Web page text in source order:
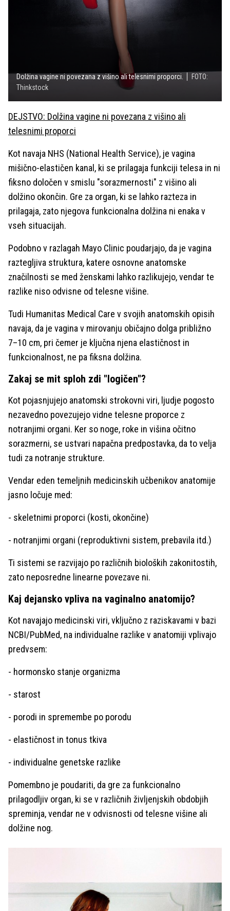
Dolžina vagine ni povezana z višino ali telesnimi proporci.
FOTO:
Thinkstock
DEJSTVO: Dolžina vagine ni povezana z višino ali
telesnimi proporci
Kot navaja NHS (National Health Service), je vagina
mišično-elastičen kanal, ki se prilagaja funkciji telesa in ni
fiksno določen v smislu "sorazmernosti" z višino ali
dolžino okončin. Gre za organ, ki se lahko razteza in
prilagaja, zato njegova funkcionalna dolžina ni enaka v
vseh situacijah.
Podobno v razlagah Mayo Clinic poudarjajo, da je vagina
raztegljiva struktura, katere osnovne anatomske
značilnosti se med ženskami lahko razlikujejo, vendar te
razlike niso odvisne od telesne višine.
Tudi Humanitas Medical Care v svojih anatomskih opisih
navaja, da je vagina v mirovanju običajno dolga približno
7–10 cm, pri čemer je ključna njena elastičnost in
funkcionalnost, ne pa fiksna dolžina.
Zakaj se mit sploh zdi "logičen"?
Kot pojasnjujejo anatomski strokovni viri, ljudje pogosto
nezavedno povezujejo vidne telesne proporce z
notranjimi organi. Ker so noge, roke in višina očitno
sorazmerni, se ustvari napačna predpostavka, da to velja
tudi za notranje strukture.
Vendar eden temeljnih medicinskih učbenikov anatomije
jasno ločuje med:
- skeletnimi proporci (kosti, okončine)
- notranjimi organi (reproduktivni sistem, prebavila itd.)
Ti sistemi se razvijajo po različnih bioloških zakonitostih,
zato neposredne linearne povezave ni.
Kaj dejansko vpliva na vaginalno anatomijo?
Kot navajajo medicinski viri, vključno z raziskavami v bazi
NCBI/PubMed, na individualne razlike v anatomiji vplivajo
predvsem:
- hormonsko stanje organizma
- starost
- porodi in spremembe po porodu
- elastičnost in tonus tkiva
- individualne genetske razlike
Pomembno je poudariti, da gre za funkcionalno
prilagodljiv organ, ki se v različnih življenjskih obdobjih
spreminja, vendar ne v odvisnosti od telesne višine ali
dolžine nog.